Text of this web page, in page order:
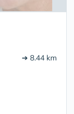
➔ 8.44 km